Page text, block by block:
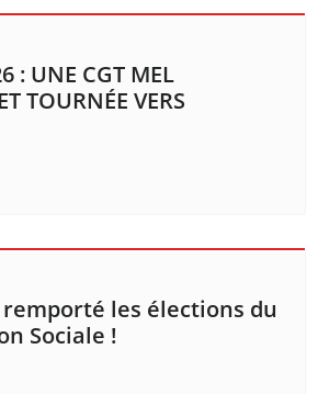
: UNE CGT MEL
TOURNÉE VERS
remporté les élections du
Sociale !